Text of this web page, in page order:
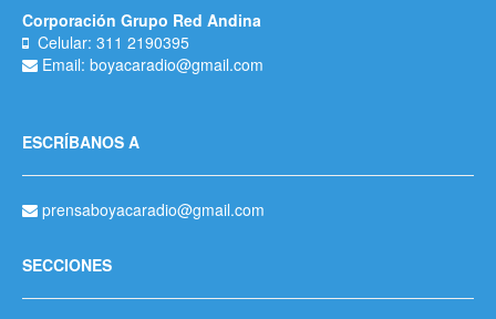
Corporación Grupo Red Andina
Celular: 311 2190395
Email: boyacaradio@gmail.com
ESCRÍBANOS A
prensaboyacaradio@gmail.com
SECCIONES